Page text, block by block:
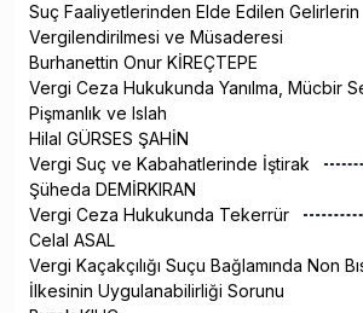
Suç Faaliyetlerinden Elde Edilen Gelirlerin
Vergilendirilmesi ve Müsaderesi
Burhanettin Onur KİREÇTEPE
Vergi Ceza Hukukunda Yanılma, Mücbir
Pişmanlık ve Islah
Hilal GÜRSES ŞAHİN
Vergi Suç ve Kabahatlerinde İştirak
Şüheda DEMİRKIRAN
Vergi Ceza Hukukunda Tekerrür
Celal ASAL
Vergi Kaçakçılığı Suçu Bağlamında Non
İlkesinin Uygulanabilirliği Sorunu